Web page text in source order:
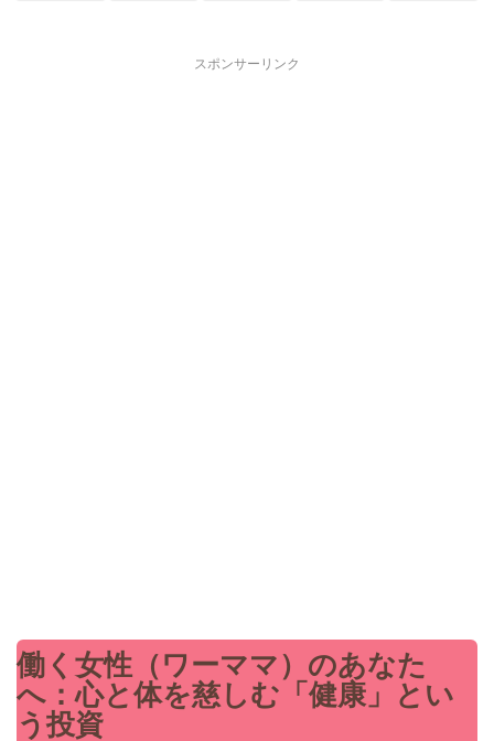
スポンサーリンク
働く女性（ワーママ）のあなた
へ：心と体を慈しむ「健康」とい
う投資